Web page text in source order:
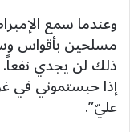
وعندما سمع
مسلحين بأقواس
ذلك لن يجدي نفعاً.
إذا حبستموني في
عليّ”.